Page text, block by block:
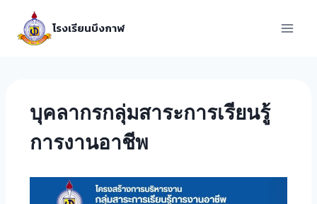
โรงเรียนบึงกาฬ
บุคลากรกลุ่มสาระการเรียนรู้
การงานอาชีพ